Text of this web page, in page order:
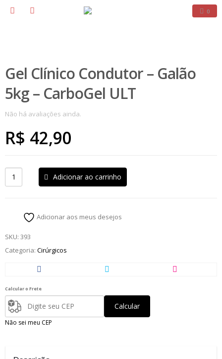
0
Gel Clínico Condutor – Galão
5kg – CarboGel ULT
Não há avaliações ainda.
R$ 42,90
Adicionar ao carrinho
Adicionar aos meus desejos
SKU: 393
Categoria: Cirúrgicos
Calcular o Frete
Calcular
Não sei meu CEP